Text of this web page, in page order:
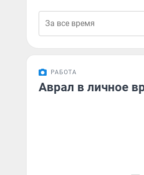
РАБОТА
Аврал в личное